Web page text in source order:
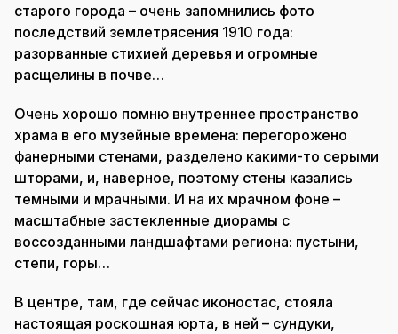
старого города – очень запомнились фото
последствий землетрясения 1910 года:
разорванные стихией деревья и огромные
расщелины в почве…
Очень хорошо помню внутреннее пространство
храма в его музейные времена: перегорожено
фанерными стенами, разделено какими-то серыми
шторами, и, наверное, поэтому стены казались
темными и мрачными. И на их мрачном фоне –
масштабные застекленные диорамы с
воссозданными ландшафтами региона: пустыни,
степи, горы…
В центре, там, где сейчас иконостас, стояла
настоящая роскошная юрта, в ней – сундуки,